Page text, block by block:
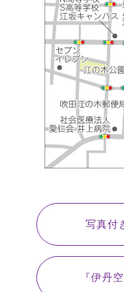
写真付
『伊丹